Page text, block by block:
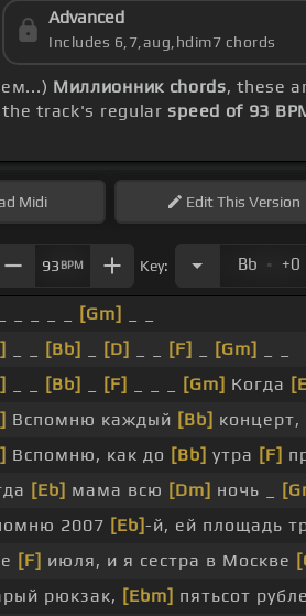
Advanced
Includes 6,7,aug,hdim7 chords
Миллионник chords, these
the track's regularspeed of 93
Midi EditThis Version
93 BPM Key: Bb . +0
[Gm]
[Bb] [D] [F] [Gm]
[Bb] [F] [Gm] Когда
Вспомню каждый [Bb] концерт,
Вспомню, как до [Bb] утра [F]
[Eb] мама всю [Dm] ночь _
2007 [Eb]-й, ей площадь
[F] июля, и я сестра в Москве
рюкзак, [Ebm] пятьсот